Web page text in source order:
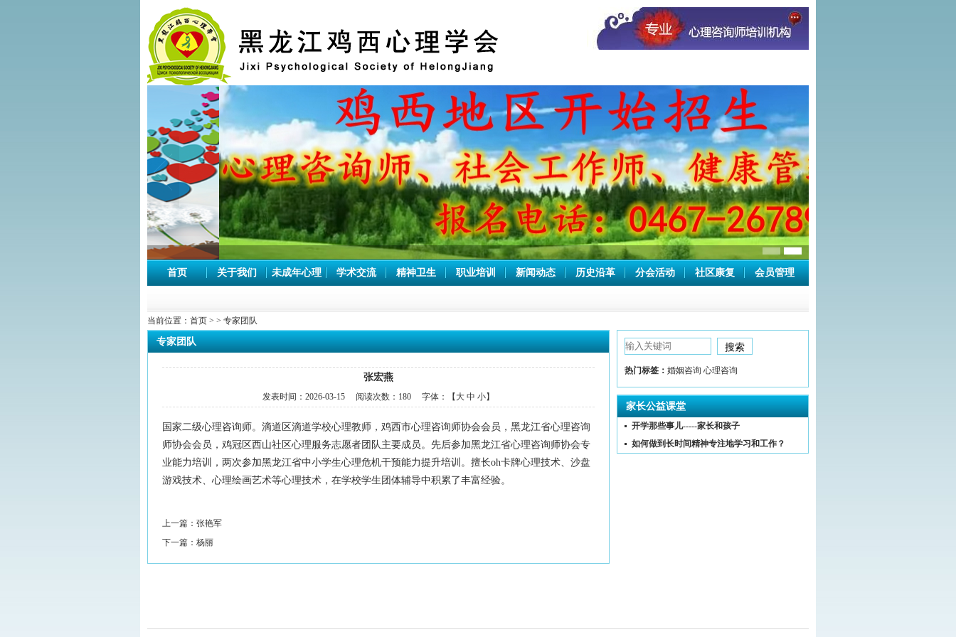
首页 关于我们 未成年心理 学术交流 精神卫生 职业培训 新闻动态 历史沿革 分会活动 社区康复 会员管理
当前位置： 首页 > > 专家团队
热门标签： 婚姻咨询 心理咨询
家长公益课堂
开学那些事儿-----家长和孩子
如何做到长时间精神专注地学习和工作？
专家团队
张宏燕
发表时间： 2026-03-15 阅读次数： 180 字体：【 大 中 小】
国家二级心理咨询师。滴道区滴道学校心理教师，鸡西市心理咨询师协会会员，黑龙江省心理咨询
师协会会员，鸡冠区西山社区心理服务志愿者团队主要成员。先后参加黑龙江省心理咨询师协会专
业能力培训，两次参加黑龙江省中小学生心理危机干预能力提升培训。擅长oh卡牌心理技术、沙盘
游戏技术、心理绘画艺术等心理技术，在学校学生团体辅导中积累了丰富经验。
上一篇： 张艳军
下一篇： 杨丽